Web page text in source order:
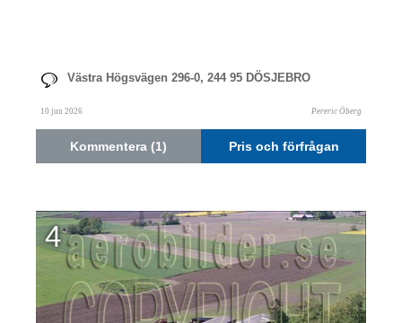
Västra Högsvägen 296-0, 244 95 DÖSJEBRO
10 jun 2026 Pereric Öberg
Kommentera (1) Pris och förfrågan
4